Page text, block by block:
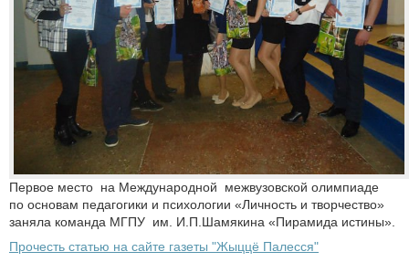
Первое место на Международной межвузовской олимпиаде
по основам педагогики и психологии «Личность и творчество»
заняла команда МГПУ им. И.П.Шамякина «Пирамида истины».
Прочесть статью на сайте газеты "Жыццё Палесся"